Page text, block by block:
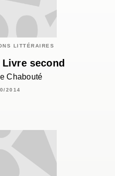
LITTÉRAIRES
second
Chabouté
2014